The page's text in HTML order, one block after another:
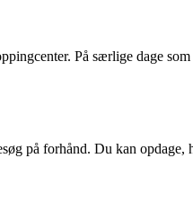
På særlige dage
på forhånd. Du kan